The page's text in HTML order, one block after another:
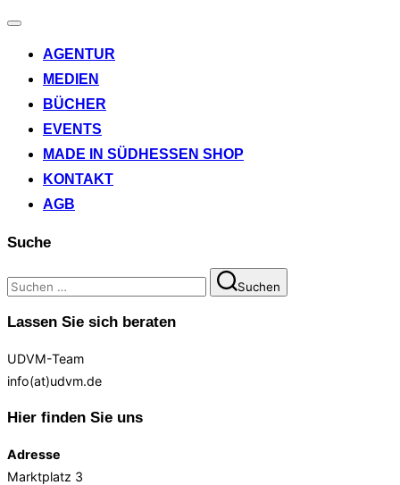
Navigation
AGENTUR
MEDIEN
BÜCHER
EVENTS
MADE IN SÜDHESSEN SHOP
KONTAKT
AGB
Suche
Suchen
nach:
Suchen
Lassen Sie sich beraten
UDVM-Team
info(at)udvm.de
Hier finden Sie uns
Adresse
Marktplatz 3